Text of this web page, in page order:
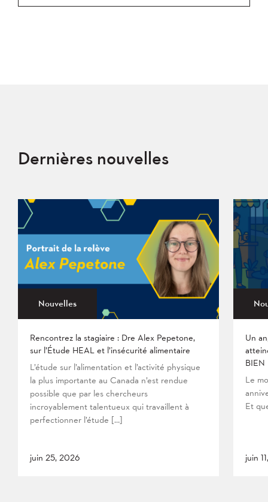
Dernières nouvelles
Nouvelles
Rencontrez la stagiaire : Dre Alex Pepetone,
sur l’Étude HEAL et l’insécurité alimentaire
L’étude sur l’alimentation et l’activité physique
la plus importante au Canada n’est rendue
possible que par les chercheurs
incroyablement talentueux qui travaillent à
perfectionner l’étude […]
juin 25, 2026
Un
BIEN
Le
Et
juin